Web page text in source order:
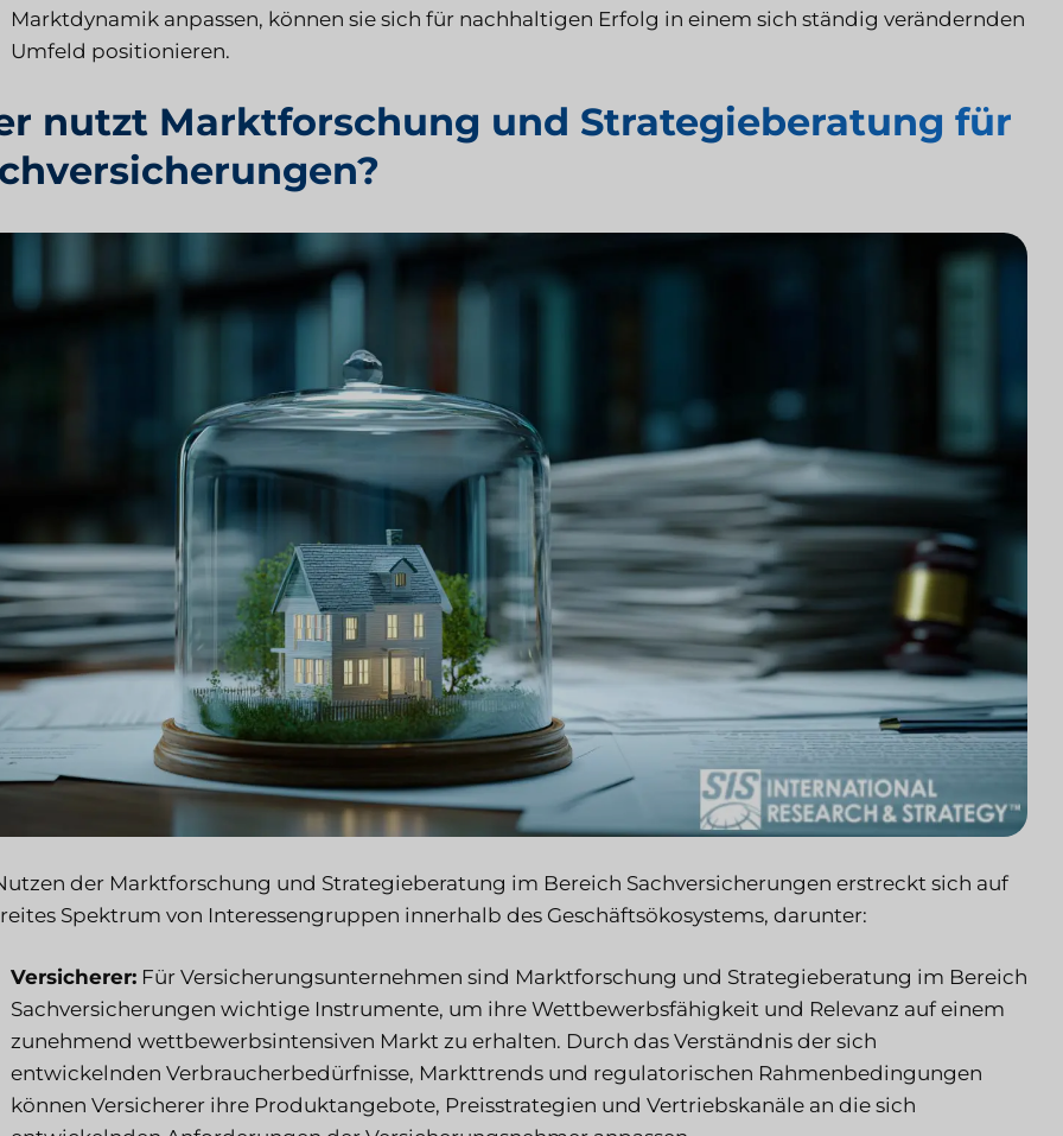
Marktdynamik anpassen, können sie sich für nachhaltigen Erfolg in einem sich ständig verändernden
Umfeld positionieren.
nutzt Marktforschung und Strategieberatung für
der Marktforschung und Strategieberatung im Bereich Sachversicherungen erstreckt sich auf
Spektrum von Interessengruppen innerhalb des Geschäftsökosystems, darunter:
Versicherer: Für Versicherungsunternehmen sind Marktforschung und Strategieberatung im Bereich
Sachversicherungen wichtige Instrumente, um ihre Wettbewerbsfähigkeit und Relevanz auf einem
zunehmend wettbewerbsintensiven Markt zu erhalten. Durch das Verständnis der sich
entwickelnden Verbraucherbedürfnisse, Markttrends und regulatorischen Rahmenbedingungen
können Versicherer ihre Produktangebote, Preisstrategien und Vertriebskanäle an die sich